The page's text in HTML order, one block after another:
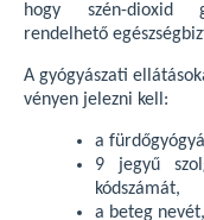
hogy szén-dioxid
rendelhető
A gyógyászati
vényen jelezni kell:
a
9 jegyű
kódszámát,
a beteg nevét,